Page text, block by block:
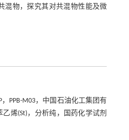
混物，探究其对共混物性能及微
，PPB-M03，中国石油化工集团有
乙烯(St)，分析纯，国药化学试剂